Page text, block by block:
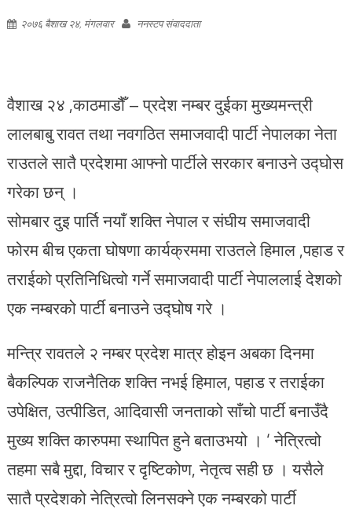
२०७६ बैशाख २४, मंगलवार ननस्टप संवाददाता
वैशाख २४ ,काठमाडौँ – प्रदेश नम्बर दुईका मुख्यमन्त्री
लालबाबु रावत तथा नवगठित समाजवादी पार्टी नेपालका नेता
राउतले सातै प्रदेशमा आफ्नो पार्टीले सरकार बनाउने उद्घोस
गरेका छन् ।
सोमबार दुइ पार्ति नयाँ शक्ति नेपाल र संघीय समाजवादी
फोरम बीच एकता घोषणा कार्यक्रममा राउतले हिमाल ,पहाड र
तराईको प्रतिनिधित्वो गर्ने समाजवादी पार्टी नेपाललाई देशको
एक नम्बरको पार्टी बनाउने उद्घोष गरे ।
मन्त्रि रावतले २ नम्बर प्रदेश मात्र होइन अबका दिनमा
बैकल्पिक राजनैतिक शक्ति नभई हिमाल, पहाड र तराईका
उपेक्षित, उत्पीडित, आदिवासी जनताको साँचो पार्टी बनाउँदै
मुख्य शक्ति कारुपमा स्थापित हुने बताउभयो । ‘ नेत्रित्वो
तहमा सबै मुद्दा, विचार र दृष्टिकोण, नेतृत्व सही छ । यसैले
सातै प्रदेशको नेत्रित्वो लिनसक्ने एक नम्बरको पार्टी